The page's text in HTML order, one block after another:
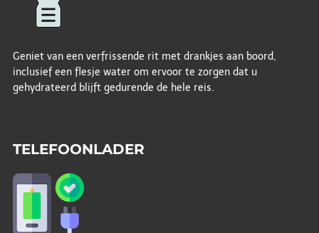
Geniet van een verfrissende rit met drankjes aan boord,
inclusief een flesje water om ervoor te zorgen dat u
gehydrateerd blijft gedurende de hele reis.
TELEFOONLADER